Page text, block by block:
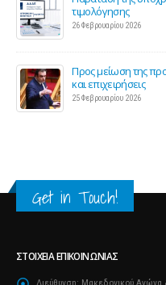
τιμολόγησης
26 Φεβρουαρίου 2026
Προς μείωση της
και επιχειρήσεις
25 Φεβρουαρίου 2026
Get in Touch!
ΣΤΟΙΧΕΊΑ ΕΠΙΚΟΙΝΩΝΊΑΣ